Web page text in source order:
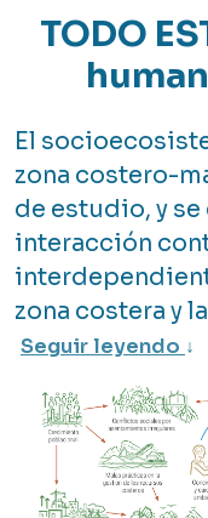
TODO
El
zona costero-
de estudio, y
interacción
zona costera y
Seguir leyendo ↓